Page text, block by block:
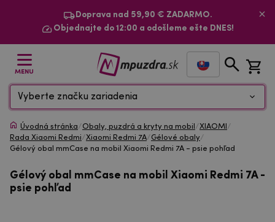
Doprava nad 59,90 € ZADARMO.
Objednajte do 12:00 a odošleme ešte DNES!
MENU
Vyberte značku zariadenia
Úvodná stránka/Obaly, puzdrá a kryty na mobil /XIAOMI /
Rada Xiaomi Redmi/Xiaomi Redmi 7A/Gélové obaly/
Gélový obal mmCase na mobil Xiaomi Redmi 7A - psie pohľad
Gélový obal mmCase na mobil Xiaomi Redmi 7A -
psie pohľad